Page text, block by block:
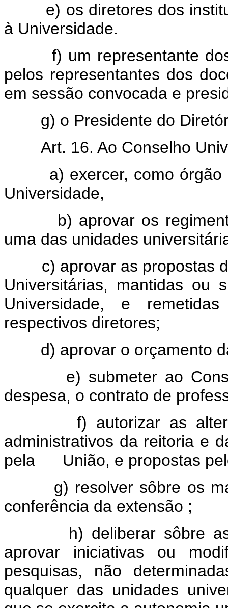
e) os diretores dos
à Universidade.
f) um representante dos
pelos representantes dos
em sessão convocada e
g) o Presidente do
Art. 16. Ao Conselho
a) exercer, como órgão
Universidade,
b) aprovar os
uma das unidades
c) aprovar as propostas
Universitárias, mantidas ou
Universidade, e
respectivos diretores;
d) aprovar o orçamento
e) submeter ao
despesa, o contrato de
f) autorizar as
administrativos da reitoria e
pela União, e propostas
g) resolver sôbre os
conferência da extensão ;
h) deliberar sôbre
aprovar iniciativas ou
pesquisas, não
qualquer das unidades